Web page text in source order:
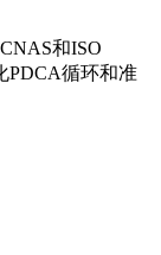
和ISO
PDCA循环和准